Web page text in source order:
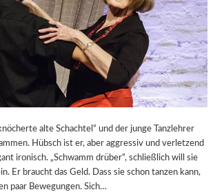
T
L
E
R
I
N
E
N
I
N
D
E
alte Schachtel“ und der junge Tanzlehrer
Hübsch ist er, aber aggressiv und verletzend
ironisch. „Schwamm drüber“, schließlich will sie
Er braucht das Geld. Dass sie schon tanzen kann,
paar Bewegungen. Sich…